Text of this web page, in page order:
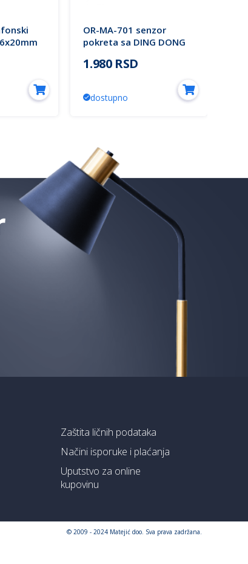
OR-MA-701 senzor
pokreta sa DING DONG
1.980 RSD
dostupno
Zaštita ličnih podataka
Načini isporuke i plaćanja
Uputstvo za online
kupovinu
© 2009 - 2024 Matejić doo. Sva prava zadržana.